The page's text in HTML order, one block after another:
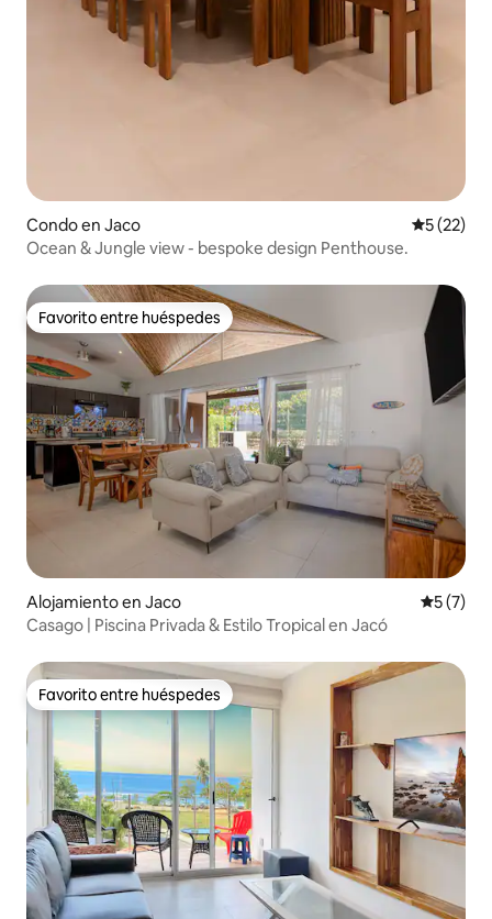
Condo en Jaco
5 (22)
Ocean & Jungle view - bespoke design Penthouse.
Favorito entre huéspedes
Favorito entre huéspedes
Alojamiento en Jaco
5 (7)
Casago | Piscina Privada & Estilo Tropical en Jacó
Favorito entre huéspedes
Favorito entre huéspedes